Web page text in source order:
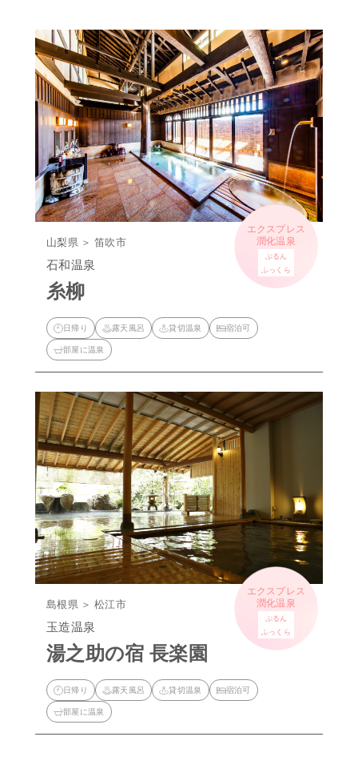
エクスプレス
潤化温泉
ぷるん
ふっくら
山梨県 ＞ 笛吹市
石和温泉
糸柳
日帰り 露天風呂 貸切温泉
宿泊可
部屋に温泉
エクスプレス
潤化温泉
ぷるん
ふっくら
島根県 ＞ 松江市
玉造温泉
湯之助の宿 長楽園
日帰り 露天風呂 貸切温泉
宿泊可
部屋に温泉